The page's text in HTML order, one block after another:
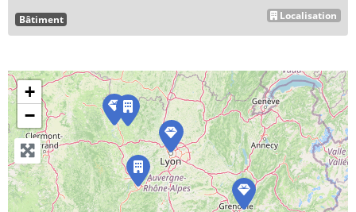
Bâtiment Localisation
+
−